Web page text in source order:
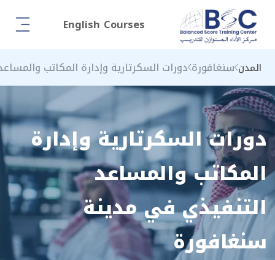
English Courses
المدن سنغافورة دورات السكرتارية وإدارة المكاتب
دورات السكرتارية وإدارة
المكاتب والمساعد
التنفيذي في مدينة
سنغافورة